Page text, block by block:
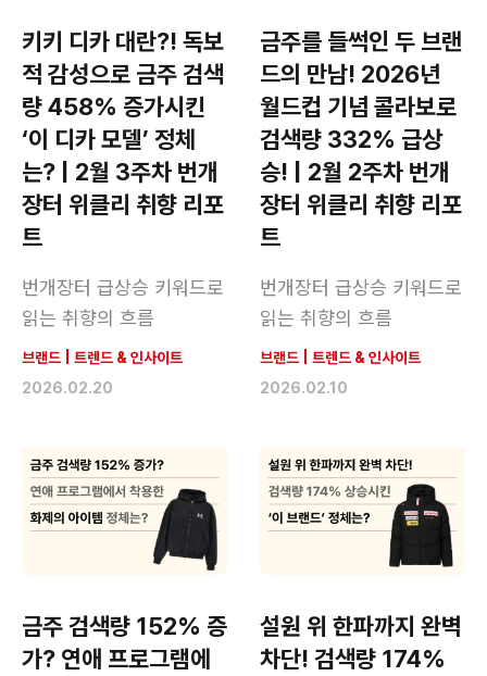
키키 디카 대란?! 독보
적 감성으로 금주 검색
량 458% 증가시킨
‘이 디카 모델’ 정체
는? | 2월 3주차 번개
장터 위클리 취향 리포
트
번개장터 급상승 키워드로
읽는 취향의 흐름
브랜드
트렌드 & 인사이트
2026.02.20
금주를 들썩인 두 브랜
드의 만남! 2026년
월드컵 기념 콜라보로
검색량 332% 급상
승! | 2월 2주차 번개
장터 위클리 취향 리포
트
번개장터 급상승 키워드로
읽는 취향의 흐름
브랜드
트렌드 & 인사이트
2026.02.10
금주 검색량 152% 증
가? 연애 프로그램에
설원 위 한파까지 완벽
차단! 검색량 174%